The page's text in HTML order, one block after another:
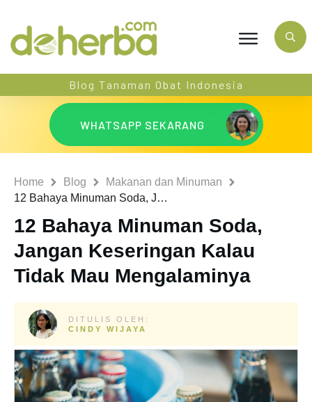
Blog Tanaman Obat Indonesia
WHATSAPP SEKARANG
Home Blog
Makanan dan Minuman
12 Bahaya Minuman Soda, Jangan Keseringan Kalau Tidak Mau Mengalaminya
12 Bahaya Minuman Soda,
Jangan Keseringan Kalau
Tidak Mau Mengalaminya
DITULIS OLEH:
CINDY WIJAYA